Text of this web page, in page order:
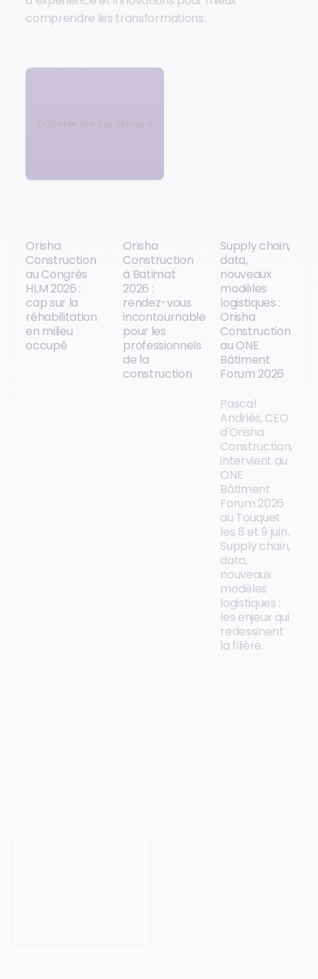
comprendre les transformations.
Explorer les contenus
Orisha
Construction
au Congrès
HLM 2026 :
cap sur la
réhabilitation
en milieu
occupé
Orisha
Construction
à Batimat
2026 :
rendez-vous
incontournable
pour les
professionnels
de la
construction
Supply chain,
data,
nouveaux
modèles
logistiques :
Orisha
Construction
au ONE
Bâtiment
Forum 2026
Pascal
Andriès, CEO
d'Orisha
Construction,
intervient au
ONE
Bâtiment
Forum 2026
au Touquet
les 8 et 9 juin.
Supply chain,
data,
nouveaux
modèles
logistiques :
les enjeux qui
redessinent
la filière.